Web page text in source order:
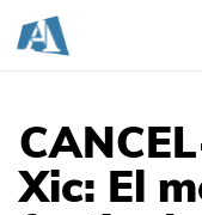
Xic: El